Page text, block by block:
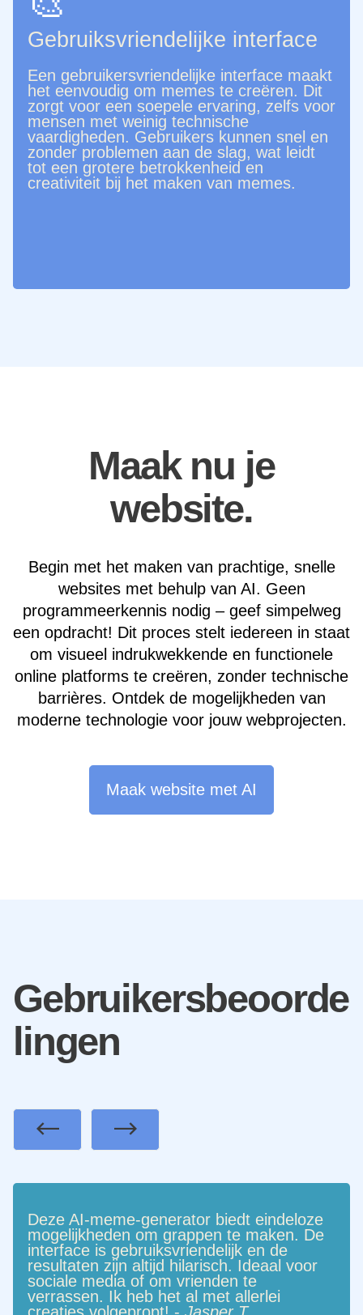
Gebruiksvriendelijke interface
Een gebruikersvriendelijke interface maakt
het eenvoudig om memes te creëren. Dit
zorgt voor een soepele ervaring, zelfs voor
mensen met weinig technische
vaardigheden. Gebruikers kunnen snel en
zonder problemen aan de slag, wat leidt
tot een grotere betrokkenheid en
creativiteit bij het maken van memes.
Maak nu je
website.
Begin met het maken van prachtige, snelle
websites met behulp van AI. Geen
programmeerkennis nodig – geef simpelweg
een opdracht! Dit proces stelt iedereen in staat
om visueel indrukwekkende en functionele
online platforms te creëren, zonder technische
barrières. Ontdek de mogelijkheden van
moderne technologie voor jouw webprojecten.
Maak website met AI
Gebruikersbeoorde
lingen
Deze AI-meme-generator biedt eindeloze
mogelijkheden om grappen te maken. De
interface is gebruiksvriendelijk en de
resultaten zijn altijd hilarisch. Ideaal voor
sociale media of om vrienden te
verrassen. Ik heb het al met allerlei
PreviousNext